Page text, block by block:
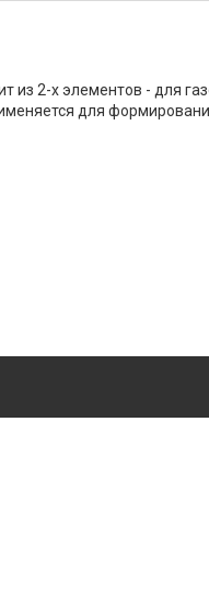
из 2-х элементов - для
для